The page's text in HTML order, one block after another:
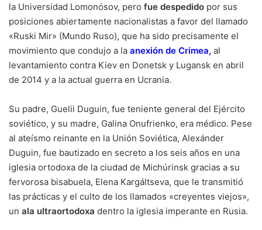
la Universidad Lomonósov, pero fue despedido por sus
posiciones abiertamente nacionalistas a favor del llamado
«Ruski Mir» (Mundo Ruso), que ha sido precisamente el
movimiento que condujo a la anexión de Crimea, al
levantamiento contra Kiev en Donetsk y Lugansk en abril
de 2014 y a la actual guerra en Ucrania.
Su padre, Guelii Duguin, fue teniente general del Ejército
soviético, y su madre, Galina Onufrienko, era médico. Pese
al ateísmo reinante en la Unión Soviética, Alexánder
Duguin, fue bautizado en secreto a los seis años en una
iglesia ortodoxa de la ciudad de Michúrinsk gracias a su
fervorosa bisabuela, Elena Kargáltseva, que le transmitió
las prácticas y el culto de los llamados «creyentes viejos»,
un ala ultraortodoxa dentro la iglesia imperante en Rusia.